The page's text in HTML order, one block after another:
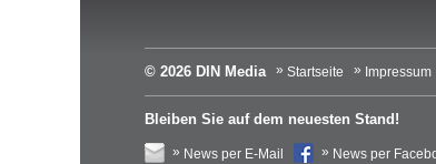
© 2026 DIN Media Startseite Impressum
Bleiben Sie auf dem neuesten Stand!
News per E-Mail News per